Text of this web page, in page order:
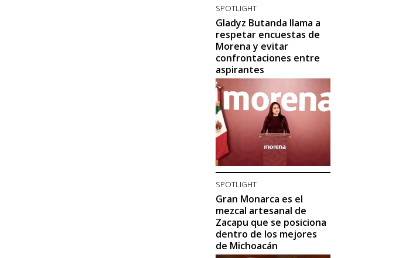
SPOTLIGHT
Gladyz Butanda llama a
respetar encuestas de
Morena y evitar
confrontaciones entre
aspirantes
SPOTLIGHT
Gran Monarca es el
mezcal artesanal de
Zacapu que se posiciona
dentro de los mejores
de Michoacán